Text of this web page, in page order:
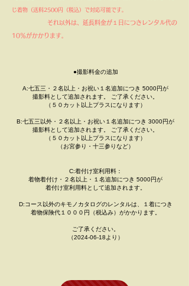
じ着物（送料2500円（税込）で対応可能です。
​ それ以外は、延長料金が１日につきレンタル代の
10％がかかります。
●撮影料金の追加
A:七五三・２名以上・お祝い１名追加につき 5000円が
撮影料として追加されます。 ご了承ください。
（５０カット以上プラスになります）
B:七五三以外・２名以上・お祝い１名追加につき 3000円が
撮影料として追加されます。 ご了承ください。
（５０カット以上プラスになります）
（お宮参り・十三参りなど）
C:着付け室利用料：
着物着付け・２名以上・１名追加につき 5000円が
着付け室利用料として追加されます。
D:コース以外のキモノカタログのレンタルは、１着につき
​着物保険代１０００円（税込み）がかかります。
ご了承ください。
（2024-06-18より）